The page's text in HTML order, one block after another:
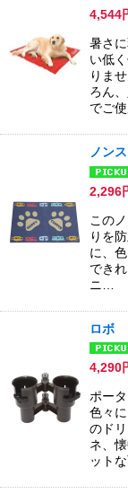
4,544
暑さ
い低
りま
ろん
でご
ノン
2,296
この
りを
に、
でき
ニ…
ロボ
4,290
ポー
色々
のド
ネ、
ット